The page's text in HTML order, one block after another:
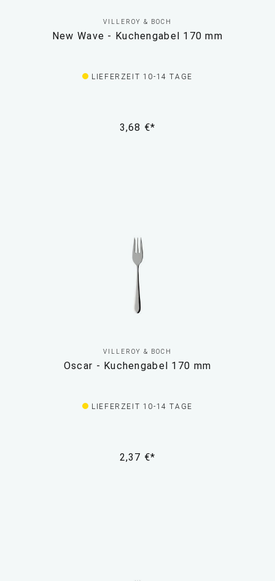
VILLEROY & BOCH
New Wave - Kuchengabel 170 mm
LIEFERZEIT 10-14 TAGE
3,68 €*
VILLEROY & BOCH
Oscar - Kuchengabel 170 mm
LIEFERZEIT 10-14 TAGE
2,37 €*